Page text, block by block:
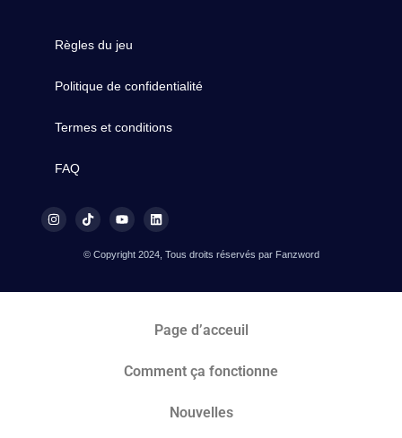
Règles du jeu
Politique de confidentialité
Termes et conditions
FAQ
© Copyright 2024, Tous droits réservés par Fanzword
Page d’acceuil
Comment ça fonctionne
Nouvelles